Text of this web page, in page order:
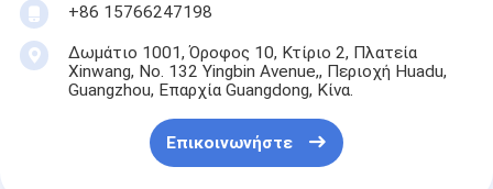
+86 15766247198
Δωμάτιο 1001, Όροφος 10, Κτίριο 2, Πλατεία
Xinwang, No. 132 Yingbin Avenue,, Περιοχή Huadu,
Guangzhou, Επαρχία Guangdong, Κίνα.
Επικοινωνήστε